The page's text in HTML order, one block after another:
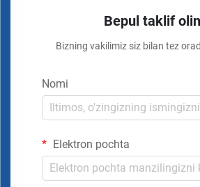
Bepul taklif
Bizning vakilimiz siz bilan tez
Nomi
Elektron pochta